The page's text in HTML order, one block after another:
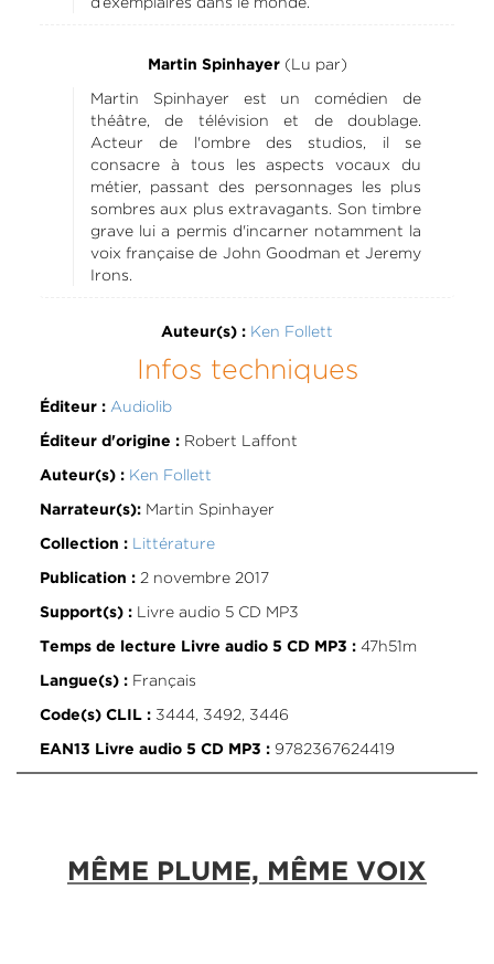
Martin Spinhayer(Lu par)
Martin Spinhayer est un comédien de
théâtre, de télévision et de doublage.
Acteur de l'ombre des studios, il se
consacre à tous les aspects vocaux du
métier, passant des personnages les plus
sombres aux plus extravagants. Son timbre
grave lui a permis d'incarner notamment la
voix française de John Goodman et Jeremy
Irons.
Auteur(s) : Ken Follett
Infos techniques
Éditeur : Audiolib
Éditeur d'origine :Robert Laffont
Auteur(s) : Ken Follett
Narrateur(s):Martin Spinhayer
Collection : Littérature
Publication :2 novembre 2017
Support(s) :Livre audio 5 CD MP3
Temps de lecture Livre audio 5 CD MP3 :47h51m
Langue(s) :Français
Code(s) CLIL :3444, 3492, 3446
EAN13 Livre audio 5 CD MP3 :9782367624419
MÊME PLUME, MÊME VOIX